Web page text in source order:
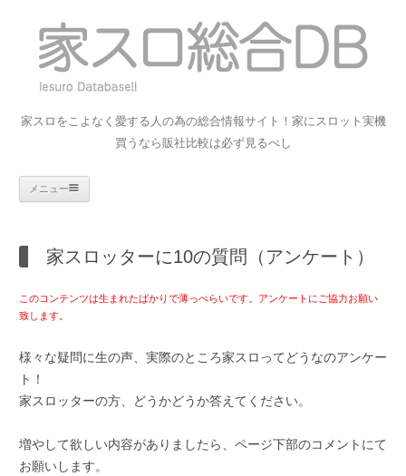
家スロをこよなく愛する人の為の総合情報サイト！家にスロット実機
買うなら販社比較は必ず見るべし
メニュー
家スロッターに10の質問（アンケート）
このコンテンツは生まれたばかりで薄っぺらいです。アンケートにご協力お願い
致します。
様々な疑問に生の声、実際のところ家スロってどうなのアンケー
ト！
家スロッターの方、どうかどうか答えてください。
増やして欲しい内容がありましたら、ページ下部のコメントにて
お願いします。